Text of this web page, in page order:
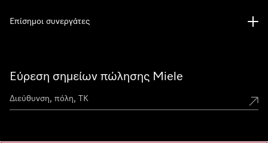
Εύρεση σημείων πώλησης Miele
Επίσημοι συνεργάτες